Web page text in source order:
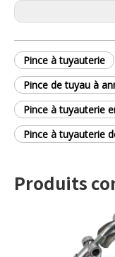
Pince à tuyauterie
Pince de tuyau à
Pince à tuyauterie
Pince à tuyauterie
Produits